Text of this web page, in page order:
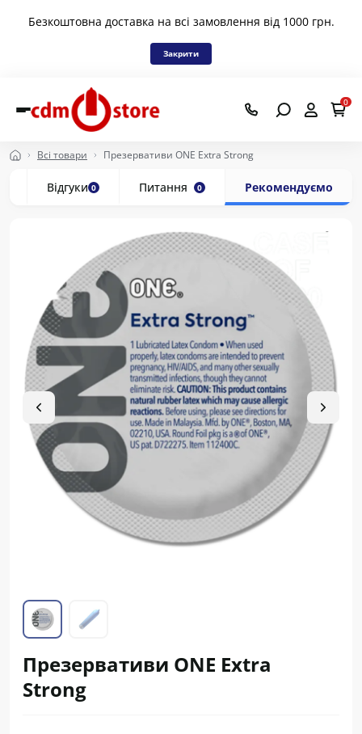
Безкоштовна доставка на всі замовлення від 1000 грн.
Закрити
0
Всі товари Презервативи ONE Extra Strong
Відгуки 0 Питання 0 Рекомендуємо
Презервативи ONE Extra
Strong